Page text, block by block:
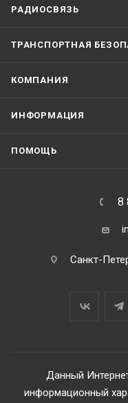
РАДИОСВЯЗЬ
ТРАНСПОРТНАЯ
КОМПАНИЯ
ИНФОРМАЦИЯ
ПОМОЩЬ
8
Санкт-
Данный
информационный